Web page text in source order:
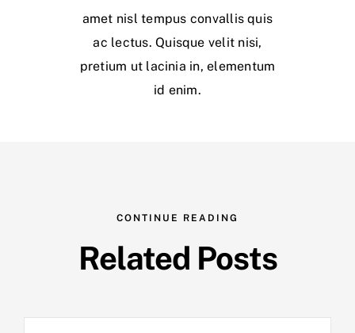
amet nisl tempus convallis quis
ac lectus. Quisque velit nisi,
pretium ut lacinia in, elementum
id enim.
CONTINUE READING
Related Posts